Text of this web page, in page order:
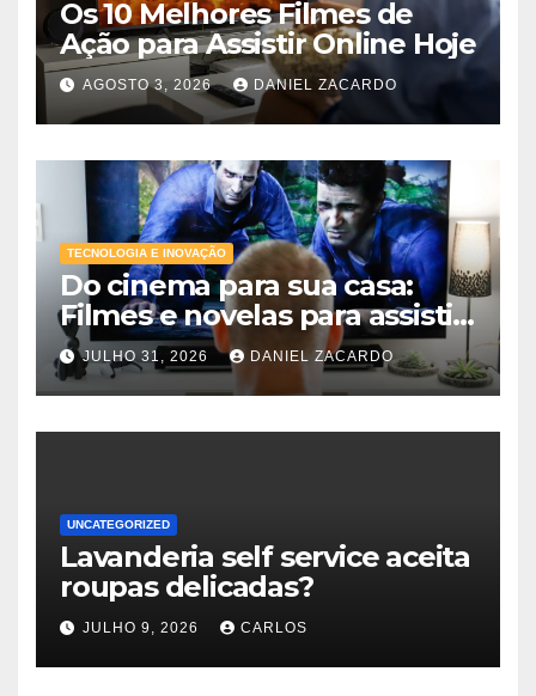
Os 10 Melhores Filmes de
Ação para Assistir Online Hoje
AGOSTO 3, 2026 DANIEL ZACARDO
TECNOLOGIA E INOVAÇÃO
Do cinema para sua casa:
Filmes e novelas para assistir
online agora
JULHO 31, 2026 DANIEL ZACARDO
UNCATEGORIZED
Lavanderia self service aceita
roupas delicadas?
JULHO 9, 2026 CARLOS